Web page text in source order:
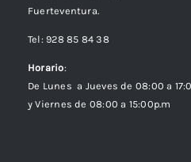
Fuerteventura.
Tel: 928 85 84 38
Horario:
De Lunes a Jueves de 08:00 a
y Viernes de 08:00 a 15:00p.m